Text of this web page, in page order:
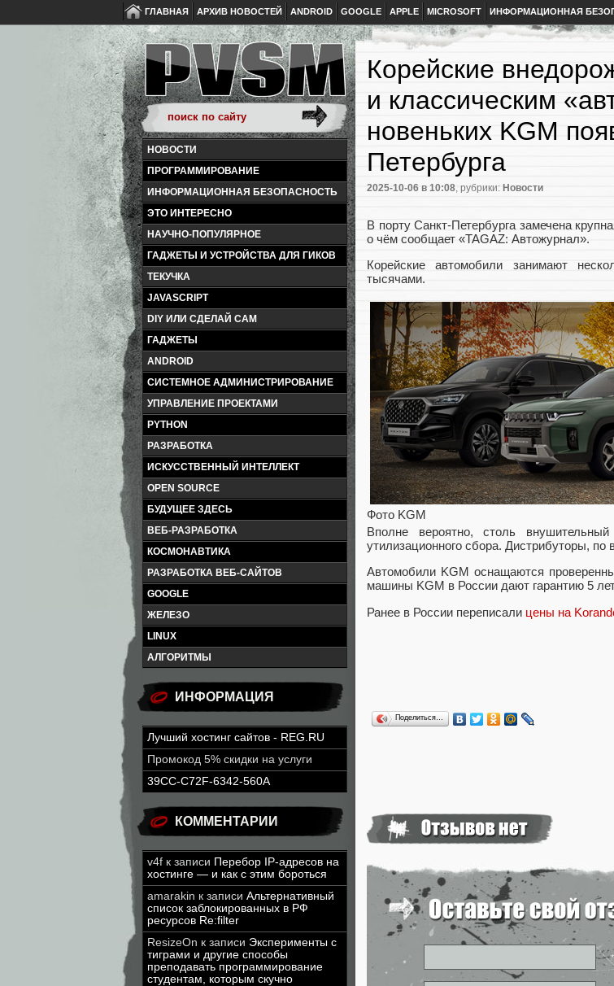
ГЛАВНАЯ АРХИВ НОВОСТЕЙ ANDROID GOOGLE APPLE MICROSOFT ИНФОРМАЦИОННАЯ
НОВОСТИ
ПРОГРАММИРОВАНИЕ
ИНФОРМАЦИОННАЯ БЕЗОПАСНОСТЬ
ЭТО ИНТЕРЕСНО
НАУЧНО-ПОПУЛЯРНОЕ
ГАДЖЕТЫ И УСТРОЙСТВА ДЛЯ ГИКОВ
ТЕКУЧКА
JAVASCRIPT
DIY ИЛИ СДЕЛАЙ САМ
ГАДЖЕТЫ
ANDROID
СИСТЕМНОЕ АДМИНИСТРИРОВАНИЕ
УПРАВЛЕНИЕ ПРОЕКТАМИ
PYTHON
РАЗРАБОТКА
ИСКУССТВЕННЫЙ ИНТЕЛЛЕКТ
OPEN SOURCE
БУДУЩЕЕ ЗДЕСЬ
ВЕБ-РАЗРАБОТКА
КОСМОНАВТИКА
РАЗРАБОТКА ВЕБ-САЙТОВ
GOOGLE
ЖЕЛЕЗО
LINUX
АЛГОРИТМЫ
ИНФОРМАЦИЯ
Лучший хостинг сайтов - REG.RU
Промокод 5% скидки на услуги
39CC-C72F-6342-560A
КОММЕНТАРИИ
v4f к записи Перебор IP-адресов на
хостинге — и как с этим бороться
amarakin к записи Альтернативный
список заблокированных в РФ
ресурсов Re:filter
ResizeOn к записи Эксперименты с
тиграми и другие способы
преподавать программирование
студентам, которым скучно
Корейские
и классическим
новеньких KGM
Петербурга
2025-10-06 в 10:08, рубрики: Новости
В порту Санкт-Петербурга замечена
о чём сообщает «TAGAZ: Автожурнал».
Корейские автомобили занимают
тысячами.
Фото KGM
Вполне вероятно, столь
утилизационного сбора. Дистрибуторы,
Автомобили KGM оснащаются
машины KGM в России дают гарантию 5
Ранее в России переписали цены на
Поделиться…